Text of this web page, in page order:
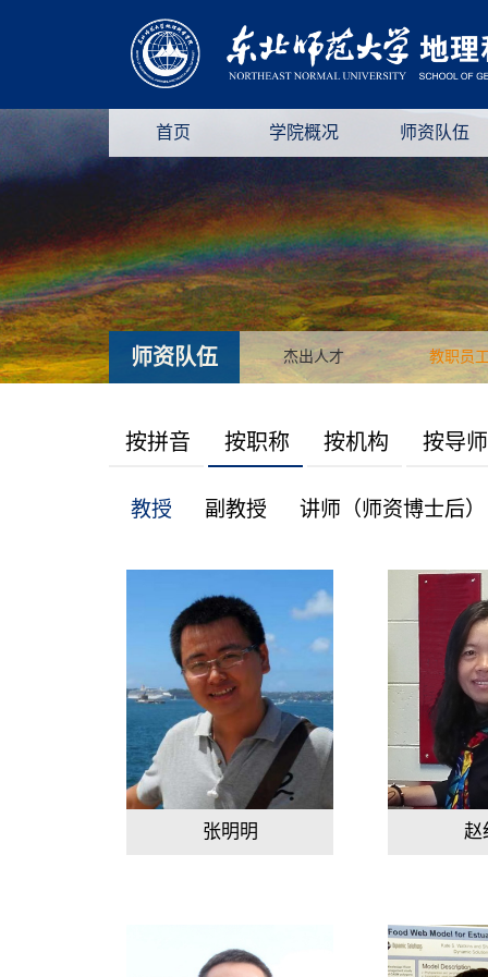
首页 学院概况 师资队伍
师资队伍 杰出人才 教职员
按拼音 按职称 按机构 按导师
教授 副教授 讲师（师资博士后）
张明明 赵